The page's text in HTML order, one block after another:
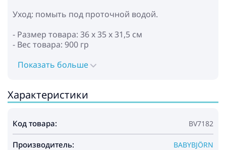
Уход: помыть под проточной водой.
- Размер товара: 36 x 35 x 31,5 см
- Вес товара: 900 гр
Показать больше
Характеристики
Код товара: BV7182
Производитель: BABYBJÖRN